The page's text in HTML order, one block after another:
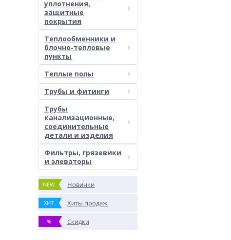
уплотнения,
защитные
покрытия
Теплообменники и
блочно-тепловые
пункты
Теплые полы
Трубы и фитинги
Трубы
канализационные,
соединительные
детали и изделия
Фильтры, грязевики
и элеваторы
NEW Новинки
ХИТ Хиты продаж
% Скидки